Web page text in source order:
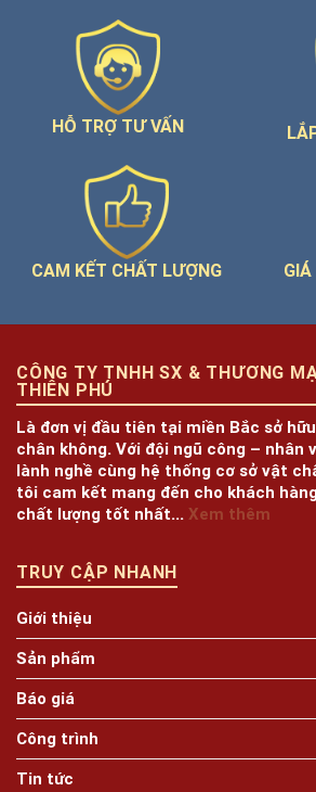
HỖ TRỢ TƯ VẤN
CAM KẾT CHẤT LƯỢNG
CÔNG TY TNHH SX & THƯƠNG
THIÊN PHÚ
Là đơn vị đầu tiên tại miền Bắc sở
chân không. Với đội ngũ công – nhân
lành nghề cùng hệ thống cơ sở vật
tôi cam kết mang đến cho khách
chất lượng tốt nhất... Xem thêm
TRUY CẬP NHANH
Giới thiệu
Sản phẩm
Báo giá
Công trình
Tin tức